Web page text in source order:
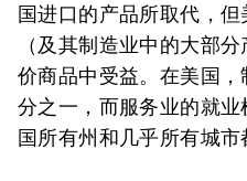
国进口的产品所取代，
（及其制造业中的大部
价商品中受益。在美国
分之一，而服务业的就
国所有州和几乎所有城市